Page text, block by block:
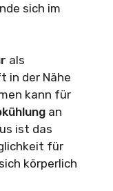
sich im
als
in der Nähe
kann für
an
ist das
für
körperlich